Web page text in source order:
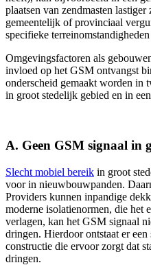
plaatsen van zendmasten
gemeentelijk of provinciaal
specifieke
Omgevingsfactoren als
invloed op het GSM ontvangst
onderscheid gemaakt worden in
in groot stedelijk gebied en in
A. Geen GSM signaal in
Slecht mobiel bereik in groot
voor in nieuwbouwpanden.
Providers kunnen inpandige
moderne isolatienormen, die het
verlagen, kan het GSM signaal
dringen. Hierdoor ontstaat er een
constructie die ervoor zorgt dat
dringen.